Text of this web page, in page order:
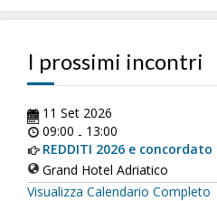
I prossimi incontri
11 Set 2026
09:00 - 13:00
REDDITI 2026 e
Grand Hotel Adriatico
Visualizza Calendario Completo